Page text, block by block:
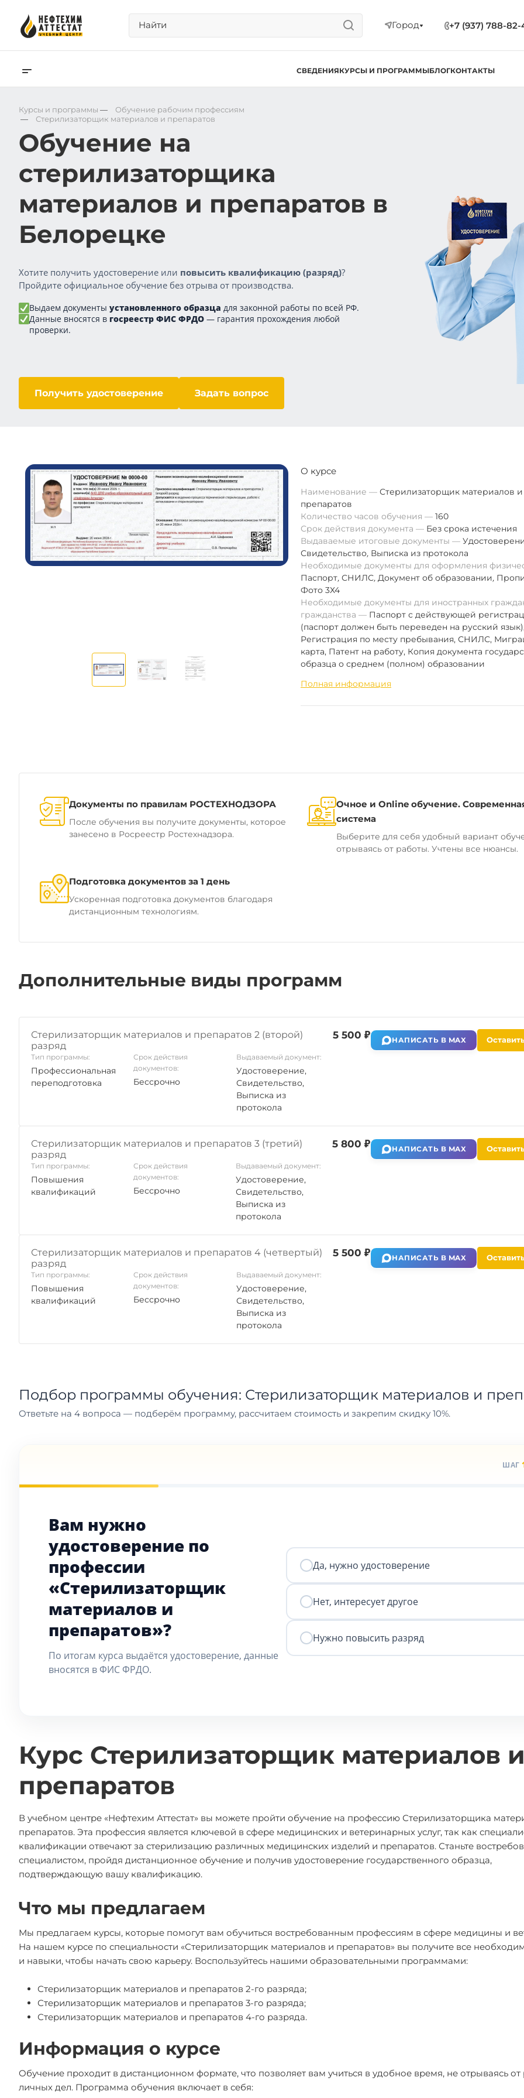
Город +7 (937) 788-82-
СВЕДЕНИЯКУРСЫ И ПРОГРАММЫБЛОГКОНТАКТЫ
Курсы и программы —
Обучение рабочим профессиям
—
Стерилизаторщик материалов и препаратов
Обучение на
стерилизаторщика
материалов и препаратов в
Белорецке
Хотите получить удостоверение или повысить квалификацию (разряд)?
Пройдите официальное обучение без отрыва от производства.
Выдаем документы установленного образца для законной работы по всей РФ.
Данные вносятся в госреестр ФИС ФРДО — гарантия прохождения любой
проверки.
Получить удостоверение Задать вопрос
О курсе
Наименование
Стерилизаторщик материалов и
препаратов
Количество часов обучения
160
Срок действия документа
Без срока истечения
Выдаваемые итоговые документы
Свидетельство, Выписка из протокола
Необходимые документы для оформления
Паспорт, СНИЛС, Документ об образовании,
Фото 3Х4
Необходимые документы для иностранных
гражданства
Паспорт с действующей
(паспорт должен быть переведен на русский
Регистрация по месту пребывания, СНИЛС,
карта, Патент на работу, Копия документа
образца о среднем (полном) образовании
Полная информация
Документы по правилам РОСТЕХНОДЗОРА
После обучения вы получите документы, которое
занесено в Росреестр Ростехнадзора.
Очное и Online обучение.
система
Выберите для себя удобный вариант
отрываясь от работы. Учтены все нюансы.
Подготовка документов за 1 день
Ускоренная подготовка документов благодаря
дистанционным технологиям.
Дополнительные виды программ
Стерилизаторщик материалов и препаратов 2 (второй)
разряд
Тип программы:
Профессиональная
переподготовка
Срок действия
документов:
Бессрочно
Выдаваемый документ:
Удостоверение,
Свидетельство,
Выписка из
протокола
5 500 ₽ НАПИСАТЬ В MAX
Стерилизаторщик материалов и препаратов 3 (третий)
разряд
Тип программы:
Повышения
квалификаций
Срок действия
документов:
Бессрочно
Выдаваемый документ:
Удостоверение,
Свидетельство,
Выписка из
протокола
5 800 ₽ НАПИСАТЬ В MAX
Стерилизаторщик материалов и препаратов 4 (четвертый)
разряд
Тип программы:
Повышения
квалификаций
Срок действия
документов:
Бессрочно
Выдаваемый документ:
Удостоверение,
Свидетельство,
Выписка из
протокола
5 500 ₽ НАПИСАТЬ В MAX
Подбор программы обучения: Стерилизаторщик материалов и
Ответьте на 4 вопроса — подберём программу, рассчитаем стоимость и закрепим скидку 10%.
ШАГ
Вам нужно
удостоверение по
профессии
«Стерилизаторщик
материалов и
препаратов»?
По итогам курса выдаётся удостоверение, данные
вносятся в ФИС ФРДО.
Да, нужно удостоверение
Нет, интересует другое
Нужно повысить разряд
Курс Стерилизаторщик материалов и
препаратов
В учебном центре «Нефтехим Аттестат» вы можете пройти обучение на профессию Стерилизаторщика
препаратов. Эта профессия является ключевой в сфере медицинских и ветеринарных услуг, так как
квалификации отвечают за стерилизацию различных медицинских изделий и препаратов. Станьте
специалистом, пройдя дистанционное обучение и получив удостоверение государственного образца,
подтверждающую вашу квалификацию.
Что мы предлагаем
Мы предлагаем курсы, которые помогут вам обучиться востребованным профессиям в сфере медицины и
На нашем курсе по специальности «Стерилизаторщик материалов и препаратов» вы получите все
и навыки, чтобы начать свою карьеру. Воспользуйтесь нашими образовательными программами:
Стерилизаторщик материалов и препаратов 2-го разряда;
Стерилизаторщик материалов и препаратов 3-го разряда;
Стерилизаторщик материалов и препаратов 4-го разряда.
Информация о курсе
Обучение проходит в дистанционном формате, что позволяет вам учиться в удобное время, не отрываясь от
личных дел. Программа обучения включает в себя: